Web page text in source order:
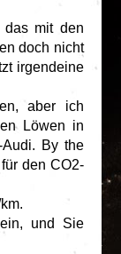
das mit den
doch nicht
irgendeine
aber ich
Löwen in
By the
den CO2-
und Sie